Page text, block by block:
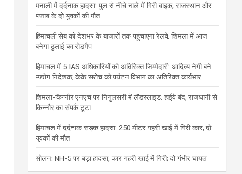
मनाली में दर्दनाक हादसा: पुल से नीचे नाले में गिरी बाइक, राजस्थान और
पंजाब के दो युवकों की मौत
हिमाचली सेब को देशभर के बाजारों तक पहुंचाएगा रेलवे: शिमला में आज
बनेगा ढुलाई का रोडमैप
हिमाचल में 5 IAS अधिकारियों को अतिरिक्त जिम्मेदारी: आदित्य नेगी बने
उद्योग निदेशक, केके सरोच को पर्यटन विभाग का अतिरिक्त कार्यभार
शिमला-किन्नौर एनएच पर निगुलसरी में लैंडस्लाइड: हाईवे बंद, राजधानी से
किन्नौर का संपर्क टूटा
हिमाचल में दर्दनाक सड़क हादसा: 250 मीटर गहरी खाई में गिरी कार, दो
युवकों की मौत
सोलन: NH-5 पर बड़ा हादसा, कार गहरी खाई में गिरी; दो गंभीर घायल